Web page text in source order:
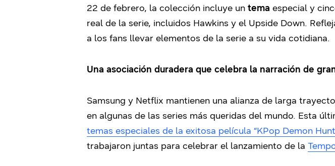
22 de febrero, la colección incluye un tema especial y
real de la serie, incluidos Hawkins y el Upside Down.
a los fans llevar elementos de la serie a su vida cotidiana.
Una asociación duradera que celebra la narración de
Samsung y Netflix mantienen una alianza de larga
en algunas de las series más queridas del mundo. Esta
temas especiales de la exitosa película “KPop Demon
trabajaron juntas para celebrar el lanzamiento de la